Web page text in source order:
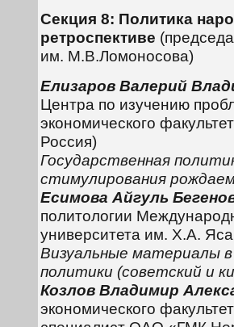
Секция 8: Политика
ретроспективе
им. М.В.Ломоносова)
Елизаров Валерий
Центра по изучению
экономического
Россия)
Государственная
стимулирования
Есимова Айгуль
политологии
университета им. Х.А.
Визуальные материалы
политики (советский и
Козлов Владимир
экономического